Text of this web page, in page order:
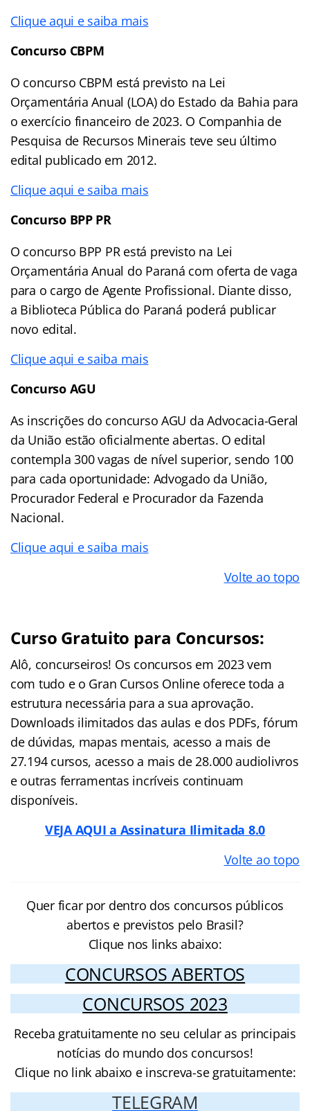
Clique aqui e saiba mais
Concurso CBPM
O concurso CBPM está previsto na Lei
Orçamentária Anual (LOA) do Estado da Bahia para
o exercício financeiro de 2023. O Companhia de
Pesquisa de Recursos Minerais teve seu último
edital publicado em 2012.
Clique aqui e saiba mais
Concurso BPP PR
O concurso BPP PR está previsto na Lei
Orçamentária Anual do Paraná com oferta de vaga
para o cargo de Agente Profissional. Diante disso,
a Biblioteca Pública do Paraná poderá publicar
novo edital.
Clique aqui e saiba mais
Concurso AGU
As inscrições do concurso AGU da Advocacia-Geral
da União estão oficialmente abertas. O edital
contempla 300 vagas de nível superior, sendo 100
para cada oportunidade: Advogado da União,
Procurador Federal e Procurador da Fazenda
Nacional.
Clique aqui e saiba mais
Volte ao topo
Curso Gratuito para Concursos:
Alô, concurseiros! Os concursos em 2023 vem
com tudo e o Gran Cursos Online oferece toda a
estrutura necessária para a sua aprovação.
Downloads ilimitados das aulas e dos PDFs, fórum
de dúvidas, mapas mentais, acesso a mais de
27.194 cursos, acesso a mais de 28.000 audiolivros
e outras ferramentas incríveis continuam
disponíveis.
VEJA AQUI a Assinatura Ilimitada 8.0
Volte ao topo
Quer ficar por dentro dos concursos públicos
abertos e previstos pelo Brasil?
Clique nos links abaixo:
CONCURSOS ABERTOS
CONCURSOS 2023
Receba gratuitamente no seu celular as principais
notícias do mundo dos concursos!
Clique no link abaixo e inscreva-se gratuitamente:
TELEGRAM